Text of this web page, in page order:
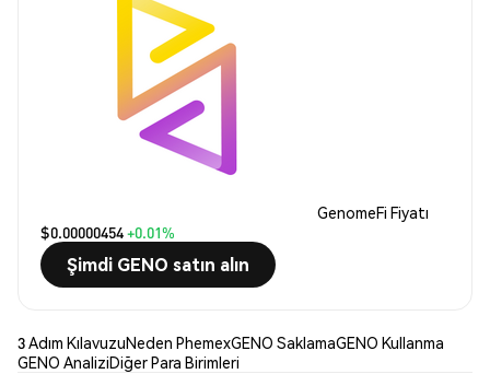
GenomeFi Fiyatı
$0.00000454+0.01%
Şimdi GENO satın alın
3 Adım KılavuzuNeden PhemexGENO SaklamaGENO Kullanma
GENO AnaliziDiğer Para Birimleri